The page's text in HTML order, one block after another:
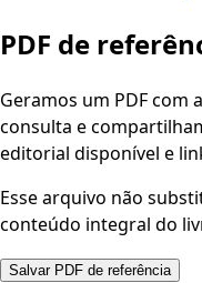
PDF de
Geramos um PDF com
consulta e
editorial disponível e
Esse arquivo não
conteúdo integral do
Salvar PDF de referência